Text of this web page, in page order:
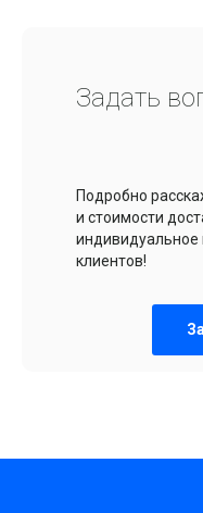
Задать
Подробно
и стоимости
клиентов!